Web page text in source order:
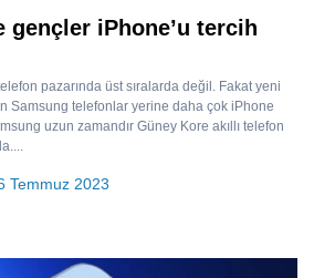
gençler iPhone’u tercih
pazarında üst sıralarda değil. Fakat yeni
Samsung telefonlar yerine daha çok iPhone
uzun zamandır Güney Kore akıllı telefon
Temmuz 2023